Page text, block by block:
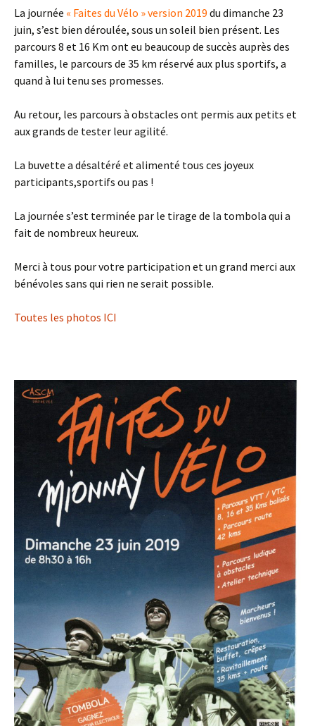
La journée « Faites du Vélo » version 2019 du dimanche 23
juin, s’est bien déroulée, sous un soleil bien présent. Les
parcours 8 et 16 Km ont eu beaucoup de succès auprès des
familles, le parcours de 35 km réservé aux plus sportifs, a
quand à lui tenu ses promesses.
Au retour, les parcours à obstacles ont permis aux petits et
aux grands de tester leur agilité.
La buvette a désaltéré et alimenté tous ces joyeux
participants,sportifs ou pas !
La journée s’est terminée par le tirage de la tombola qui a
fait de nombreux heureux.
Merci à tous pour votre participation et un grand merci aux
bénévoles sans qui rien ne serait possible.
Toutes les photos ICI